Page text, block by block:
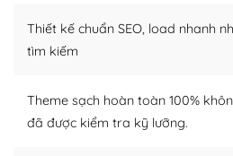
WordPress là nơi lưu trữ cho
khổng lồ được kiểm duyệt bởi
Nếu bạn gặp khó khăn, bạn có
kiếm những cộng đồng
Thiết kế chuẩn SEO, load nhanh
tìm kiếm
Theme sạch hoàn toàn 100%
đã được kiểm tra kỹ lưỡng.